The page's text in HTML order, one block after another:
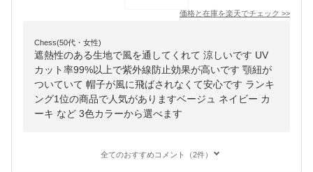
価格と在庫を楽天でチェック >>
Chess(50代・女性)
遮熱性のある生地で風を通してくれて 涼しいです UV
カット率99%以上で紫外線防止効果が高いです 顎紐が
ついていて 帽子が風に飛ばされなくて安心です ランキ
ング1位の商品で人気がありますベージュ ネイビー カ
ーキ など 3色カラーから選べます
全てのおすすめコメント（2件）